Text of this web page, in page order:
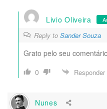
Livio Oliveira
Reply to Sander Souza
Grato pelo seu
0
Responder
Nunes